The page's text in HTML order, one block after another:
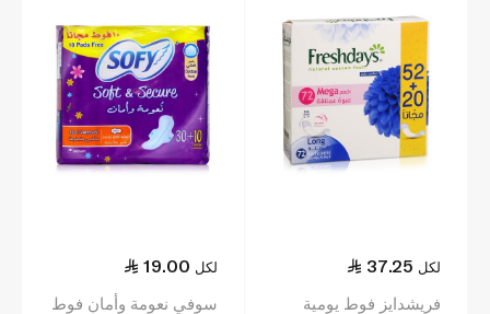
37.25 لكل
فريشدايز فوط يومية
19.00 لكل
سوفي نعومة وأمان فوط